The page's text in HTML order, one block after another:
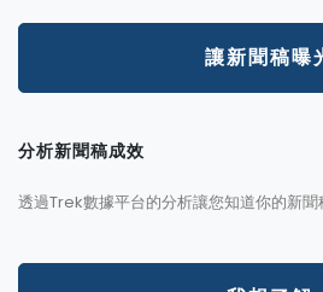
讓新聞稿曝
分析新聞稿成效
透過Trek數據平台的分析讓您知道你的新聞